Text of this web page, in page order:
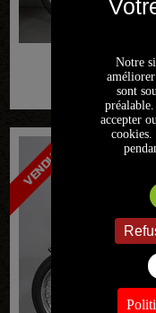
VENDUE
VOIR
Notre
sont
accepter
cookies.